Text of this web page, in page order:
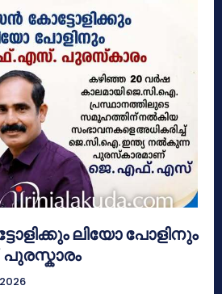
ലിയോ പോളിനും